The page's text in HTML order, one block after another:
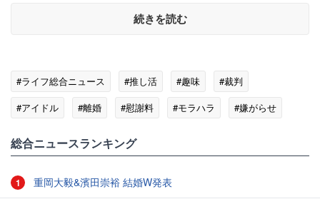
続きを読む
#ライフ総合ニュース #推し活 #趣味
#裁判
#アイドル
#離婚 #慰謝料 #モラハラ #嫌がらせ
総合ニュースランキング
1 重岡大毅&濱田崇裕 結婚W発表